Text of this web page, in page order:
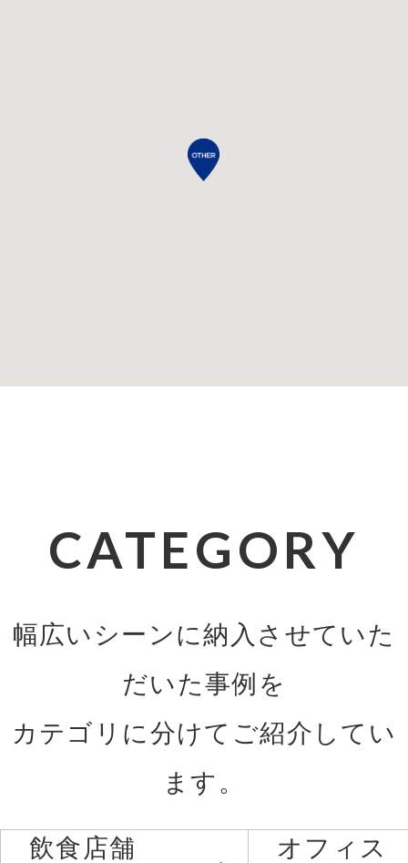
CATEGORY
幅広いシーンに納入させていた
だいた事例を
カテゴリに分けてご紹介してい
ます。
飲食店舗
オフィス